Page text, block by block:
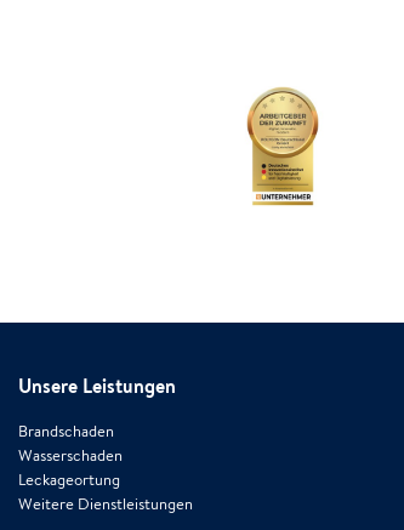
Unsere Leistungen
Brandschaden
Wasserschaden
Leckageortung
Weitere Dienstleistungen